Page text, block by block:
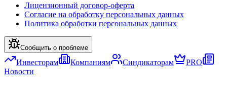
Лицензионный договор-оферта
Согласие на обработку персональных данных
Политика обработки персональных данных
Сообщить о проблеме
Инвесторам Компаниям Синдикаторам
PRO
Новости